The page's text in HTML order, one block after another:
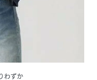
わずか